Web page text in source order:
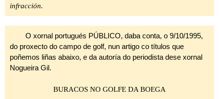
infracción.
O xornal portugués PÚBLICO, daba conta, o 9/10/1995,
do proxecto do campo de golf, nun artigo co títulos que
poñemos liñas abaixo, e da autoría do periodista dese xornal
Nogueira Gil.
BURACOS NO GOLFE DA BOEGA